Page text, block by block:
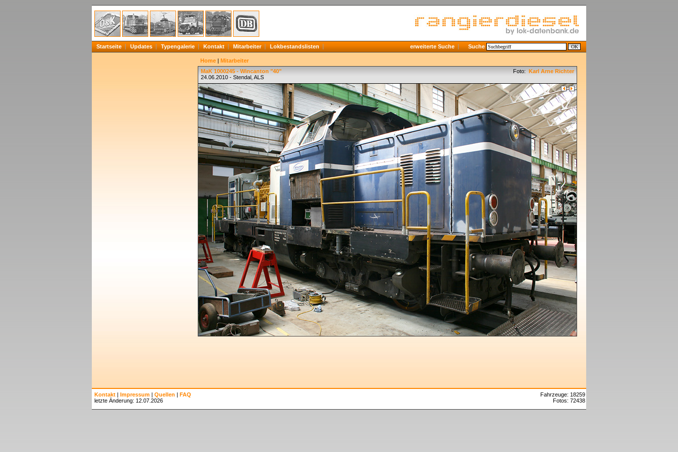
Startseite Updates Typengalerie Kontakt Mitarbeiter Lokbestandslisten erweiterte Suche Suche
Home | Mitarbeiter
MaK 1000245 - Wincanton "40"
24.06.2010 - Stendal, ALS
Foto: Karl Arne Richter
Kontakt | Impressum | Quellen | FAQ
letzte Änderung: 12.07.2026
Fahrzeuge: 18259
Fotos: 72438